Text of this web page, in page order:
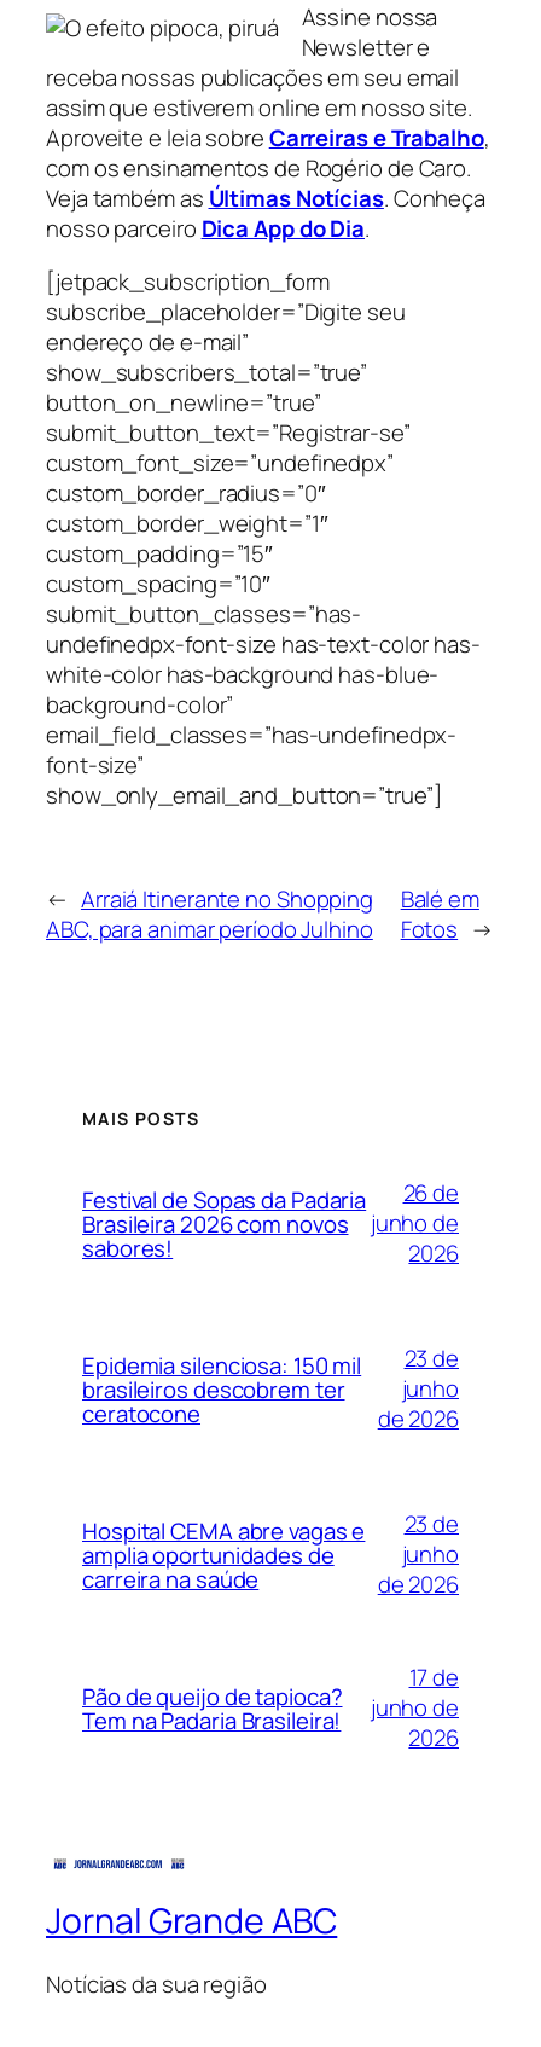
Assine nossa
Newsletter e
receba nossas publicações em seu email
assim que estiverem online em nosso site.
Aproveite e leia sobreCarreiras e Trabalho,
com os ensinamentos de Rogério de Caro.
Veja também as Últimas Notícias. Conheça
nosso parceiro Dica App do Dia.
[jetpack_subscription_form
subscribe_placeholder=”Digite seu
endereço de e-mail”
show_subscribers_total=”true”
button_on_newline=”true”
submit_button_text=”Registrar-se”
custom_font_size=”undefinedpx”
custom_border_radius=”0″
custom_border_weight=”1″
custom_padding=”15″
custom_spacing=”10″
submit_button_classes=”has-
undefinedpx-font-size has-text-color has-
white-color has-background has-blue-
background-color”
email_field_classes=”has-undefinedpx-
font-size”
show_only_email_and_button=”true”]
← Arraiá Itinerante no Shopping
ABC, para animar período Julhino
Balé em
Fotos →
MAIS POSTS
Festival de Sopas da Padaria
Brasileira 2026 com novos
sabores!
26 de
junho de
2026
Epidemia silenciosa: 150 mil
brasileiros descobrem ter
ceratocone
23 de
junho
de 2026
Hospital CEMA abre vagas e
amplia oportunidades de
carreira na saúde
23 de
junho
de 2026
Pão de queijo de tapioca?
Tem na Padaria Brasileira!
17 de
junho de
2026
Jornal Grande ABC
Notícias da sua região